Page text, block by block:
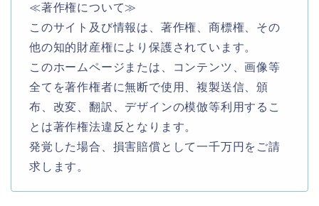
≪著作権について≫
このサイト及び情報は、著作権、商標権、その
他の知的財産権により保護されています。
このホームページまたは、コンテンツ、画像等
全てを著作権者に無断で使用、複製送信、頒
布、改変、翻訳、デザインの模倣等利用するこ
とは著作権法違反となります。
発覚した場合、損害賠償として一千万円をご請
求します。